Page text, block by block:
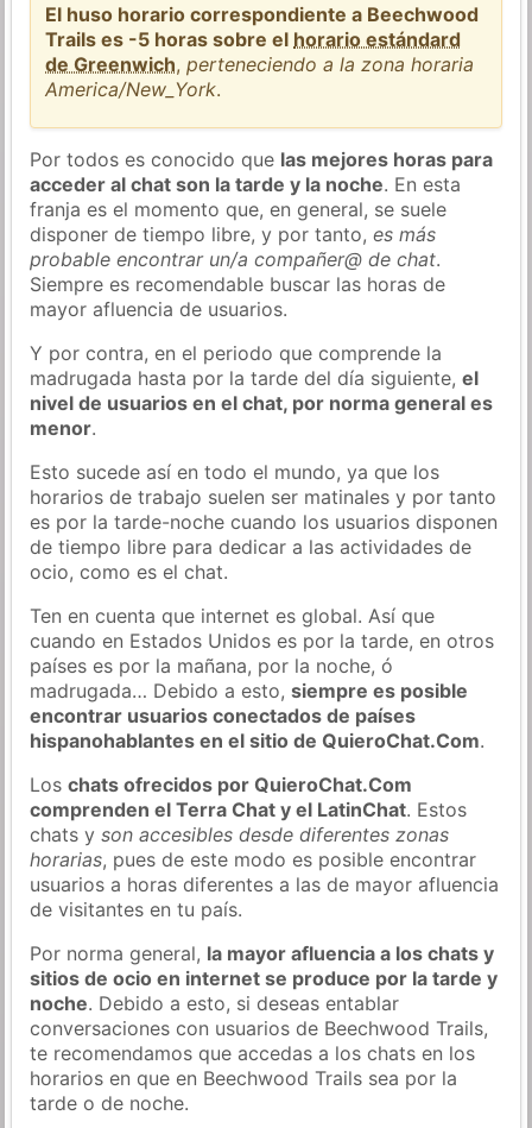
El huso horario correspondiente a Beechwood
Trails es -5 horas sobre el horario estándard
de Greenwich,perteneciendo a la zona horaria
America/New_York.
Por todos es conocido que las mejores horas para
acceder al chat son la tarde y la noche. En esta
franja es el momento que, en general, se suele
disponer de tiempo libre, y por tanto,es más
probable encontrar un/a compañer@ de chat.
Siempre es recomendable buscar las horas de
mayor afluencia de usuarios.
Y por contra, en el periodo que comprende la
madrugada hasta por la tarde del día siguiente,el
nivel de usuarios en el chat, por norma general es
menor.
Esto sucede así en todo el mundo, ya que los
horarios de trabajo suelen ser matinales y por tanto
es por la tarde-noche cuando los usuarios disponen
de tiempo libre para dedicar a las actividades de
ocio, como es el chat.
Ten en cuenta que internet es global. Así que
cuando en Estados Unidos es por la tarde, en otros
países es por la mañana, por la noche, ó
madrugada… Debido a esto,siempre es posible
encontrar usuarios conectados de países
hispanohablantes en el sitio de QuieroChat.Com.
Loschats ofrecidos por QuieroChat.Com
comprenden el Terra Chat y el LatinChat. Estos
chats yson accesibles desde diferentes zonas
horarias, pues de este modo es posible encontrar
usuarios a horas diferentes a las de mayor afluencia
de visitantes en tu país.
Por norma general, la mayor afluencia a los chats y
sitios de ocio en internet se produce por la tarde y
noche. Debido a esto, si deseas entablar
conversaciones con usuarios de Beechwood Trails,
te recomendamos que accedas a los chats en los
horarios en que en Beechwood Trails sea por la
tarde o de noche.